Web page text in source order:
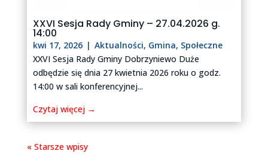
XXVI Sesja Rady Gminy – 27.04.2026 g.
14:00
kwi 17, 2026 | Aktualności, Gmina, Społeczne
XXVI Sesja Rady Gminy Dobrzyniewo Duże
odbędzie się dnia 27 kwietnia 2026 roku o godz.
14:00 w sali konferencyjnej...
Czytaj więcej →
« Starsze wpisy